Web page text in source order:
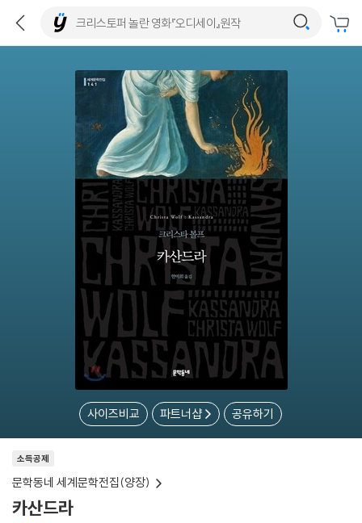
사이즈비교 파트너샵 공유하기
소득공제
문학동네 세계문학전집(양장)
카산드라